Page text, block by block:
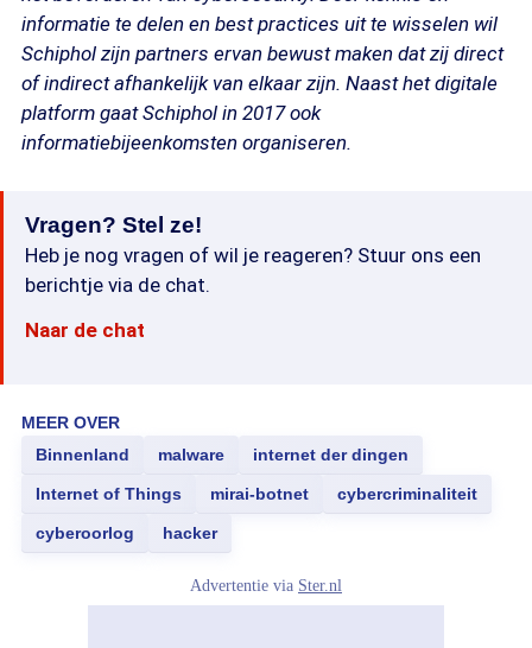
informatie te delen en best practices uit te wisselen wil
Schiphol zijn partners ervan bewust maken dat zij direct
of indirect afhankelijk van elkaar zijn. Naast het digitale
platform gaat Schiphol in 2017 ook
informatiebijeenkomsten organiseren.
Vragen? Stel ze!
Heb je nog vragen of wil je reageren? Stuur ons een
berichtje via de chat.
Naar de chat
MEER OVER
Binnenland
malware internet der dingen
Internet of Things mirai-botnet cybercriminaliteit
cyberoorlog hacker
Advertentie via Ster.nl